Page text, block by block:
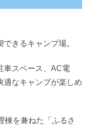
きるキャンプ場。
車スペース、AC電
適なキャンプが楽しめ
棟を兼ねた「ふるさ